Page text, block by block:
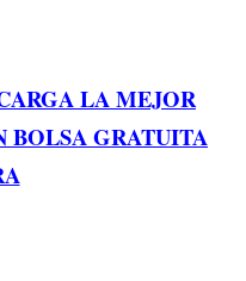
LA MEJOR
BOLSA GRATUITA